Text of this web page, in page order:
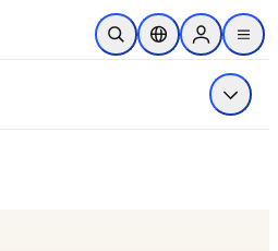
Zum Hauptinhalt wechseln
Suche öffnenStandortauswahl
Sign in to
menu
Menü